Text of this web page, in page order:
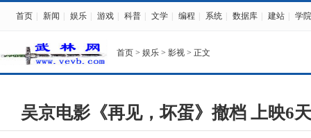
首页 新闻 娱乐 游戏 科普 文学 编程 系统 数据库 建站 学院
首页 > 娱乐 > 影视 > 正文
吴京电影《再见，坏蛋》撤档 上映6